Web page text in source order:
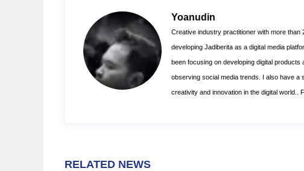
k
r
e
s
t
A
p
p
Yoanudin
Creative industry practitioner with more than
developing Jadiberita as a digital media
been focusing on developing digital
observing social media trends. I also have a
creativity and innovation in the digital world..
RELATED NEWS